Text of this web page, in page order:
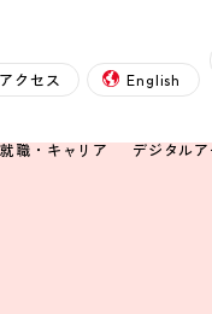
クセス English
就職・キャリア デジタル